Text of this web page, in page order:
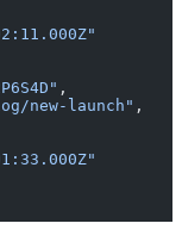
,
new-launch" ,